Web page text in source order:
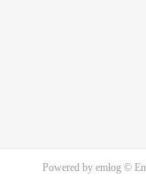
Powered by emlog ©